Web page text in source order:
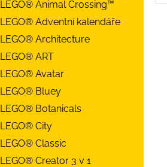
LEGO® Animal Crossing™
LEGO® Adventní kalendáře
LEGO® Architecture
LEGO® ART
LEGO® Avatar
LEGO® Bluey
LEGO® Botanicals
LEGO® City
LEGO® Classic
LEGO® Creator 3 v 1